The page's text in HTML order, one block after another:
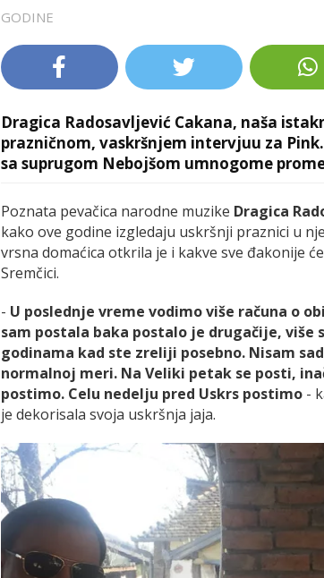
GODINE
Dragica Radosavljević Cakana, naša
prazničnom, vaskršnjem intervjuu za
sa suprugom Nebojšom umnogome
Poznata pevačica narodne muzike Dragica
kako ove godine izgledaju uskršnji praznici u
vrsna domaćica otkrila je i kakve sve đakonije
Sremčici.
- U poslednje vreme vodimo više računa o
sam postala baka postalo je drugačije, više
godinama kad ste zreliji posebno. Nisam
normalnoj meri. Na Veliki petak se posti,
postimo. Celu nedelju pred Uskrs postimo -
je dekorisala svoja uskršnja jaja.